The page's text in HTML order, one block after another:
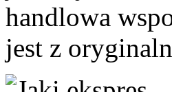
handlowa
jest z